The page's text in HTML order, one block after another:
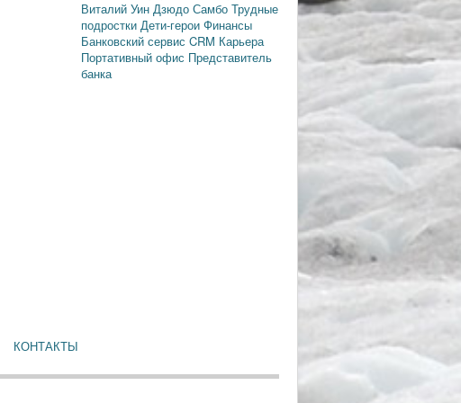
Виталий Уин Дзюдо Самбо Трудные
подростки Дети-герои Финансы
Банковский сервис CRM Карьера
Портативный офис Представитель
банка
КОНТАКТЫ